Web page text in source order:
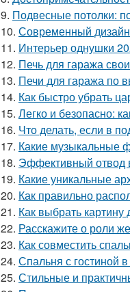
9. Подвесные потолки:
10. Современный дизайн
11. Интерьер однушки
12. Печь для гаража
13. Печи для гаража по
14. Как быстро убрать
15. Легко и безопасно:
16. Что делать, если в
17. Какие музыкальные
18. Эффективный отвод
19. Какие уникальные
20. Как правильно
21. Как выбрать
22. Расскажите о роли
23. Как совместить
24. Спальня с гостиной
25. Стильные и